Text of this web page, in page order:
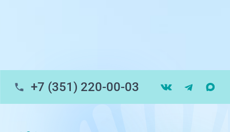
помощь)
Профосмотры, ул.Труда, 183Б
+7 (351) 220-00-03